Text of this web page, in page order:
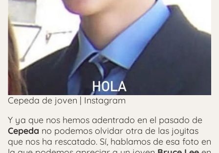
Cepeda de joven | Instagram
Y ya que nos hemos adentrado en el pasado de
Cepeda no podemos olvidar otra de las joyitas
que nos ha rescatado. Sí, hablamos de esa foto en